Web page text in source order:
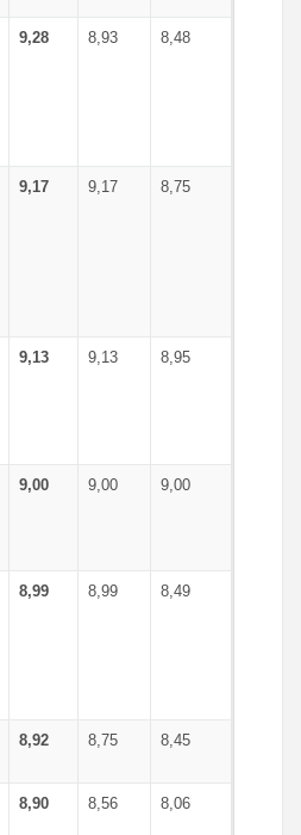
9,28 8,93 8,48
9,17 9,17 8,75
9,13 9,13 8,95
9,00 9,00 9,00
8,99 8,99 8,49
8,92 8,75 8,45
8,90 8,56 8,06